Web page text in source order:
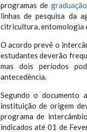
programas de graduação
linhas de pesquisa da
citricultura, entomologia
O acordo prevê o
estudantes deverão
mas dois períodos
antecedência.
Segundo o documento
instituição de origem
programa de
indicados até 01 de